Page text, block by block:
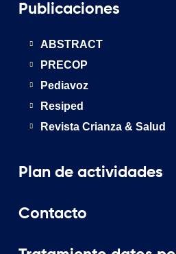
Publicaciones
ABSTRACT
PRECOP
Pediavoz
Resiped
Revista Crianza & Salud
Plan de actividades
Contacto